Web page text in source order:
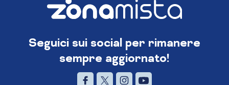
Seguici sui social per rimanere
sempre aggiornato!